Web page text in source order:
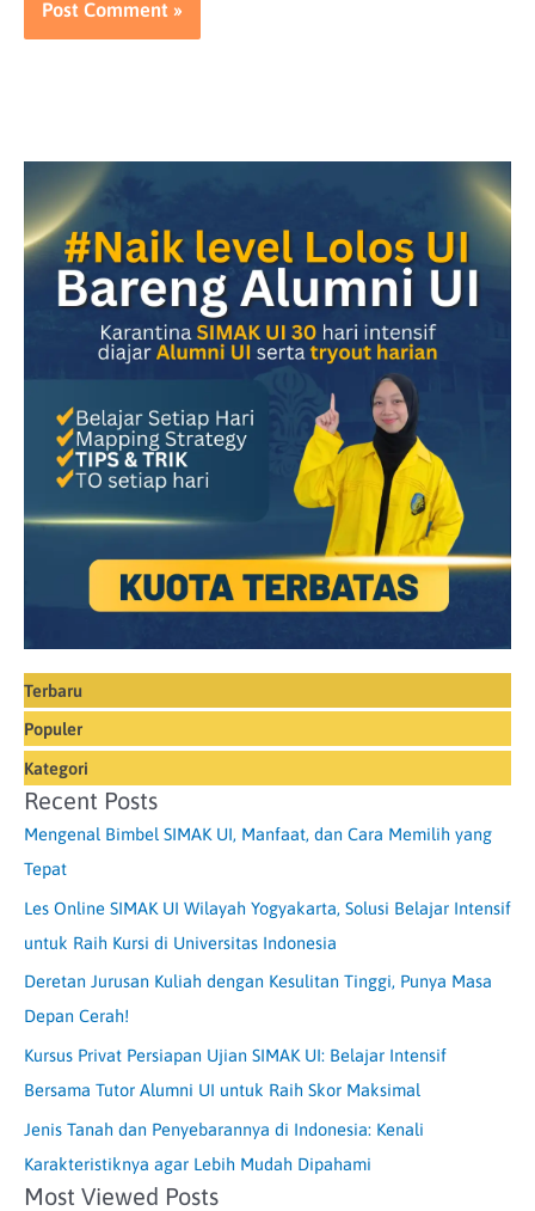
Terbaru
Populer
Kategori
Recent Posts
Mengenal Bimbel SIMAK UI, Manfaat, dan Cara Memilih yang
Tepat
Les Online SIMAK UI Wilayah Yogyakarta, Solusi Belajar Intensif
untuk Raih Kursi di Universitas Indonesia
Deretan Jurusan Kuliah dengan Kesulitan Tinggi, Punya Masa
Depan Cerah!
Kursus Privat Persiapan Ujian SIMAK UI: Belajar Intensif
Bersama Tutor Alumni UI untuk Raih Skor Maksimal
Jenis Tanah dan Penyebarannya di Indonesia: Kenali
Karakteristiknya agar Lebih Mudah Dipahami
Most Viewed Posts